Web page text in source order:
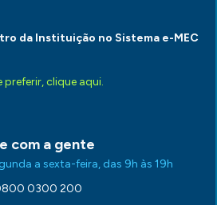
da Instituição no Sistema e-MEC
preferir, clique aqui.
com a gente
a sexta-feira, das 9h às 19h
0300 200